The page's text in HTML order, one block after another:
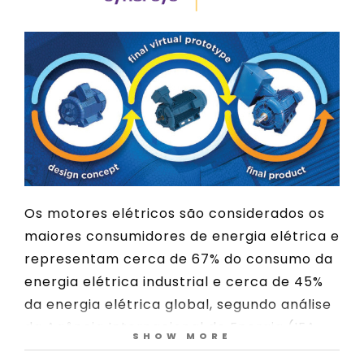
Os motores elétricos são considerados os
maiores consumidores de energia elétrica e
representam cerca de 67% do consumo da
energia elétrica industrial e cerca de 45%
da energia elétrica global, segundo análise
da Agência Internacional de Energia (IEA,
sigla em inglês).
SHOW MORE